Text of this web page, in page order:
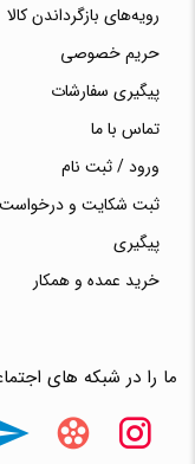
رویه‌های بازگرداندن کالا
حریم خصوصی
پیگیری سفارشات
تماس با ما
ورود / ثبت نام
ثبت شکایت و درخواست
پیگیری
خرید عمده و همکار
ما را در شبکه های